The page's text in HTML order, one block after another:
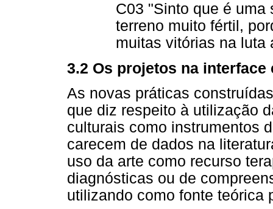
C03 "Sinto que é uma
terreno muito fértil,
muitas vitórias na luta
3.2 Os projetos na interface
As novas práticas
que diz respeito à utilização
culturais como instrumentos
carecem de dados na
uso da arte como recurso
diagnósticas ou de
utilizando como fonte teórica